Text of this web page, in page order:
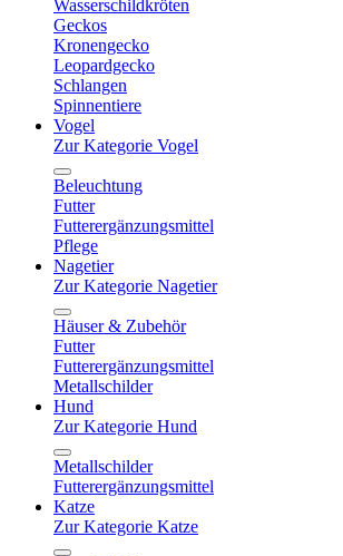
Wasserschildkröten
Geckos
Kronengecko
Leopardgecko
Schlangen
Spinnentiere
Vogel
Zur Kategorie Vogel
Beleuchtung
Futter
Futterergänzungsmittel
Pflege
Nagetier
Zur Kategorie Nagetier
Häuser & Zubehör
Futter
Futterergänzungsmittel
Metallschilder
Hund
Zur Kategorie Hund
Metallschilder
Futterergänzungsmittel
Katze
Zur Kategorie Katze